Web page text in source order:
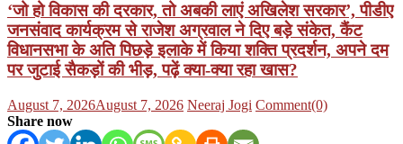
‘जो हो विकास की दरकार, तो अबकी लाएं अखिलेश सरकार’, पीडीए
जनसंवाद कार्यक्रम से राजेश अग्रवाल ने दिए बड़े संकेत, कैंट
विधानसभा के अति पिछड़े इलाके में किया शक्ति प्रदर्शन, अपने दम
पर जुटाई सैकड़ों की भीड़, पढ़ें क्या-क्या रहा खास?
Posted
on
August 7, 2026August 7, 2026 Author
Neeraj Jogi Comment(0)
Share now